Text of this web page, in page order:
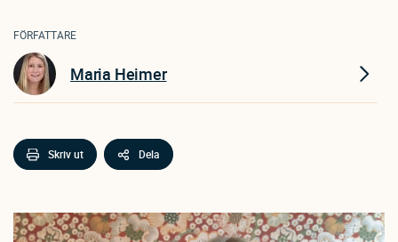
FÖRFATTARE
Maria Heimer
Skriv ut Dela